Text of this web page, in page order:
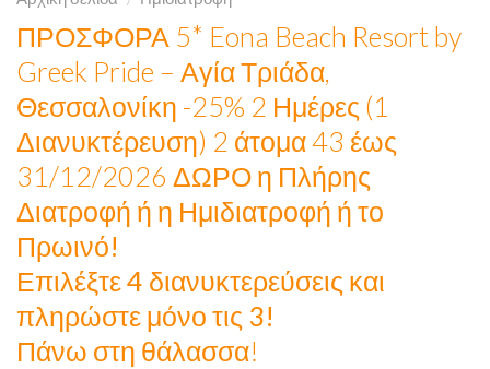
ΠΡΟΣΦΟΡΑ 5* Eona Beach Resort by
Greek Pride – Αγία Τριάδα,
Θεσσαλονίκη -25% 2 Ημέρες (1
Διανυκτέρευση) 2 άτομα 43 έως
31/12/2026 ΔΩΡΟ η Πλήρης
Διατροφή ή η Ημιδιατροφή ή το
Πρωινό!
Επιλέξτε 4 διανυκτερεύσεις και
πληρώστε μόνο τις 3!
Πάνω στη θάλασσα!